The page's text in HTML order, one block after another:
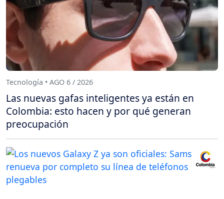
Tecnología • AGO 6 / 2026
Las nuevas gafas inteligentes ya están en
Colombia: esto hacen y por qué generan
preocupación